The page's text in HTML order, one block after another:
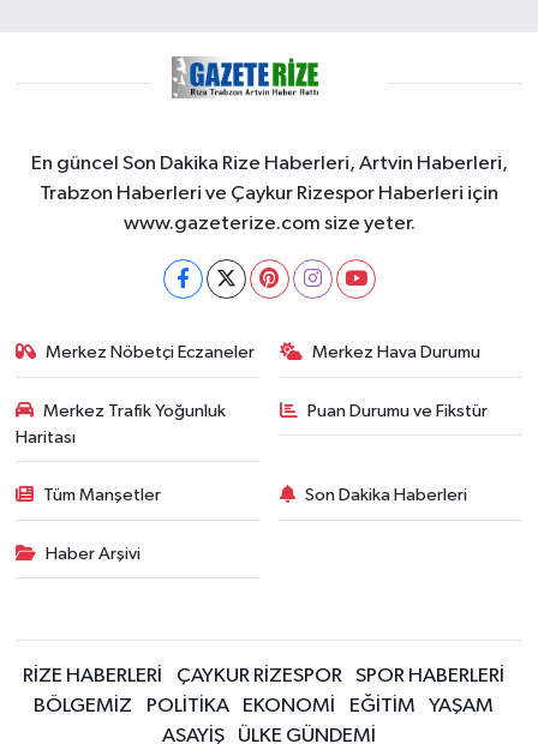
En güncel Son Dakika Rize Haberleri, Artvin Haberleri,
Trabzon Haberleri ve Çaykur Rizespor Haberleri için
www.gazeterize.com size yeter.
Merkez Nöbetçi Eczaneler Merkez Hava Durumu
Merkez Trafik Yoğunluk
Haritası
Puan Durumu ve Fikstür
Tüm Manşetler Son Dakika Haberleri
Haber Arşivi
RİZE HABERLERİ ÇAYKUR RİZESPOR
SPOR HABERLERİ
BÖLGEMİZ
POLİTİKA EKONOMİ EĞİTİM
YAŞAM
ASAYİŞ
ÜLKE GÜNDEMİ